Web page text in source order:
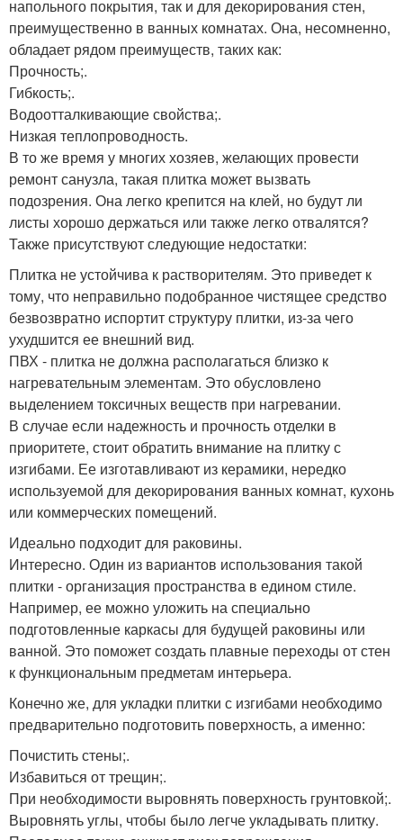
напольного покрытия, так и для декорирования стен,
преимущественно в ванных комнатах. Она, несомненно,
обладает рядом преимуществ, таких как:
Прочность;.
Гибкость;.
Водоотталкивающие свойства;.
Низкая теплопроводность.
В то же время у многих хозяев, желающих провести
ремонт санузла, такая плитка может вызвать
подозрения. Она легко крепится на клей, но будут ли
листы хорошо держаться или также легко отвалятся?
Также присутствуют следующие недостатки:
Плитка не устойчива к растворителям. Это приведет к
тому, что неправильно подобранное чистящее средство
безвозвратно испортит структуру плитки, из-за чего
ухудшится ее внешний вид.
ПВХ - плитка не должна располагаться близко к
нагревательным элементам. Это обусловлено
выделением токсичных веществ при нагревании.
В случае если надежность и прочность отделки в
приоритете, стоит обратить внимание на плитку с
изгибами. Ее изготавливают из керамики, нередко
используемой для декорирования ванных комнат, кухонь
или коммерческих помещений.
Идеально подходит для раковины.
Интересно. Один из вариантов использования такой
плитки - организация пространства в едином стиле.
Например, ее можно уложить на специально
подготовленные каркасы для будущей раковины или
ванной. Это поможет создать плавные переходы от стен
к функциональным предметам интерьера.
Конечно же, для укладки плитки с изгибами необходимо
предварительно подготовить поверхность, а именно:
Почистить стены;.
Избавиться от трещин;.
При необходимости выровнять поверхность грунтовкой;.
Выровнять углы, чтобы было легче укладывать плитку.